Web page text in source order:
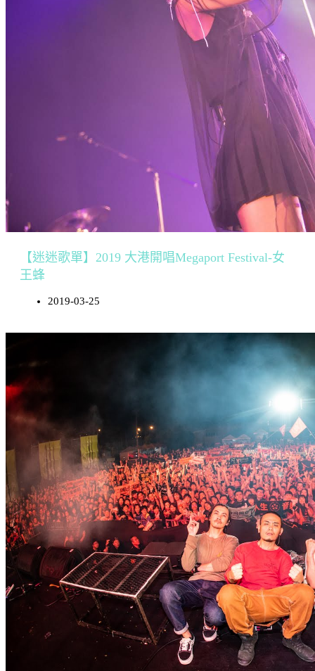
【迷迷歌單】2019 大港開唱Megaport Festival-女
王蜂
2019-03-25